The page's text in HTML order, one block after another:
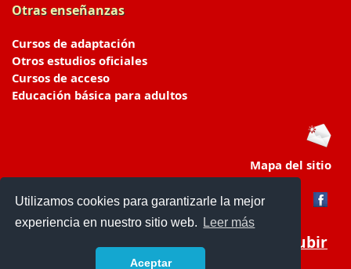
Utilizamos cookies para garantizarle la mejor
experiencia en nuestro sitio web.
Leer más
Aceptar
Otras enseñanzas
Cursos de adaptación
Otros estudios oficiales
Cursos de acceso
Educación básica para adultos
Mapa del sitio
Subir